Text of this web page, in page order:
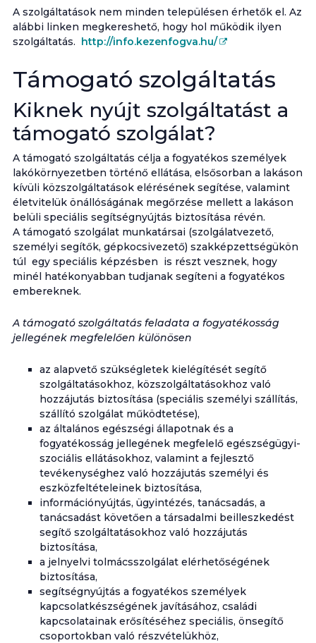
A szolgáltatások nem minden településen érhetők el. Az
alábbi linken megkereshető, hogy hol működik ilyen
szolgáltatás. http://info.kezenfogva.hu/
Támogató szolgáltatás
Kiknek nyújt szolgáltatást a
támogató szolgálat?
A támogató szolgáltatás célja a fogyatékos személyek
lakókörnyezetben történő ellátása, elsősorban a lakáson
kívüli közszolgáltatások elérésének segítése, valamint
életvitelük önállóságának megőrzése mellett a lakáson
belüli speciális segítségnyújtás biztosítása révén.
A támogató szolgálat munkatársai (szolgálatvezető,
személyi segítők, gépkocsivezető) szakképzettségükön
túl egy speciális képzésben is részt vesznek, hogy
minél hatékonyabban tudjanak segíteni a fogyatékos
embereknek.
A támogató szolgáltatás feladata a fogyatékosság
jellegének megfelelően különösen
az alapvető szükségletek kielégítését segítő
szolgáltatásokhoz, közszolgáltatásokhoz való
hozzájutás biztosítása (speciális személyi szállítás,
szállító szolgálat működtetése),
az általános egészségi állapotnak és a
fogyatékosság jellegének megfelelő egészségügyi-
szociális ellátásokhoz, valamint a fejlesztő
tevékenységhez való hozzájutás személyi és
eszközfeltételeinek biztosítása,
információnyújtás, ügyintézés, tanácsadás, a
tanácsadást követően a társadalmi beilleszkedést
segítő szolgáltatásokhoz való hozzájutás
biztosítása,
a jelnyelvi tolmácsszolgálat elérhetőségének
biztosítása,
segítségnyújtás a fogyatékos személyek
kapcsolatkészségének javításához, családi
kapcsolatainak erősítéséhez speciális, önsegítő
csoportokban való részvételükhöz,